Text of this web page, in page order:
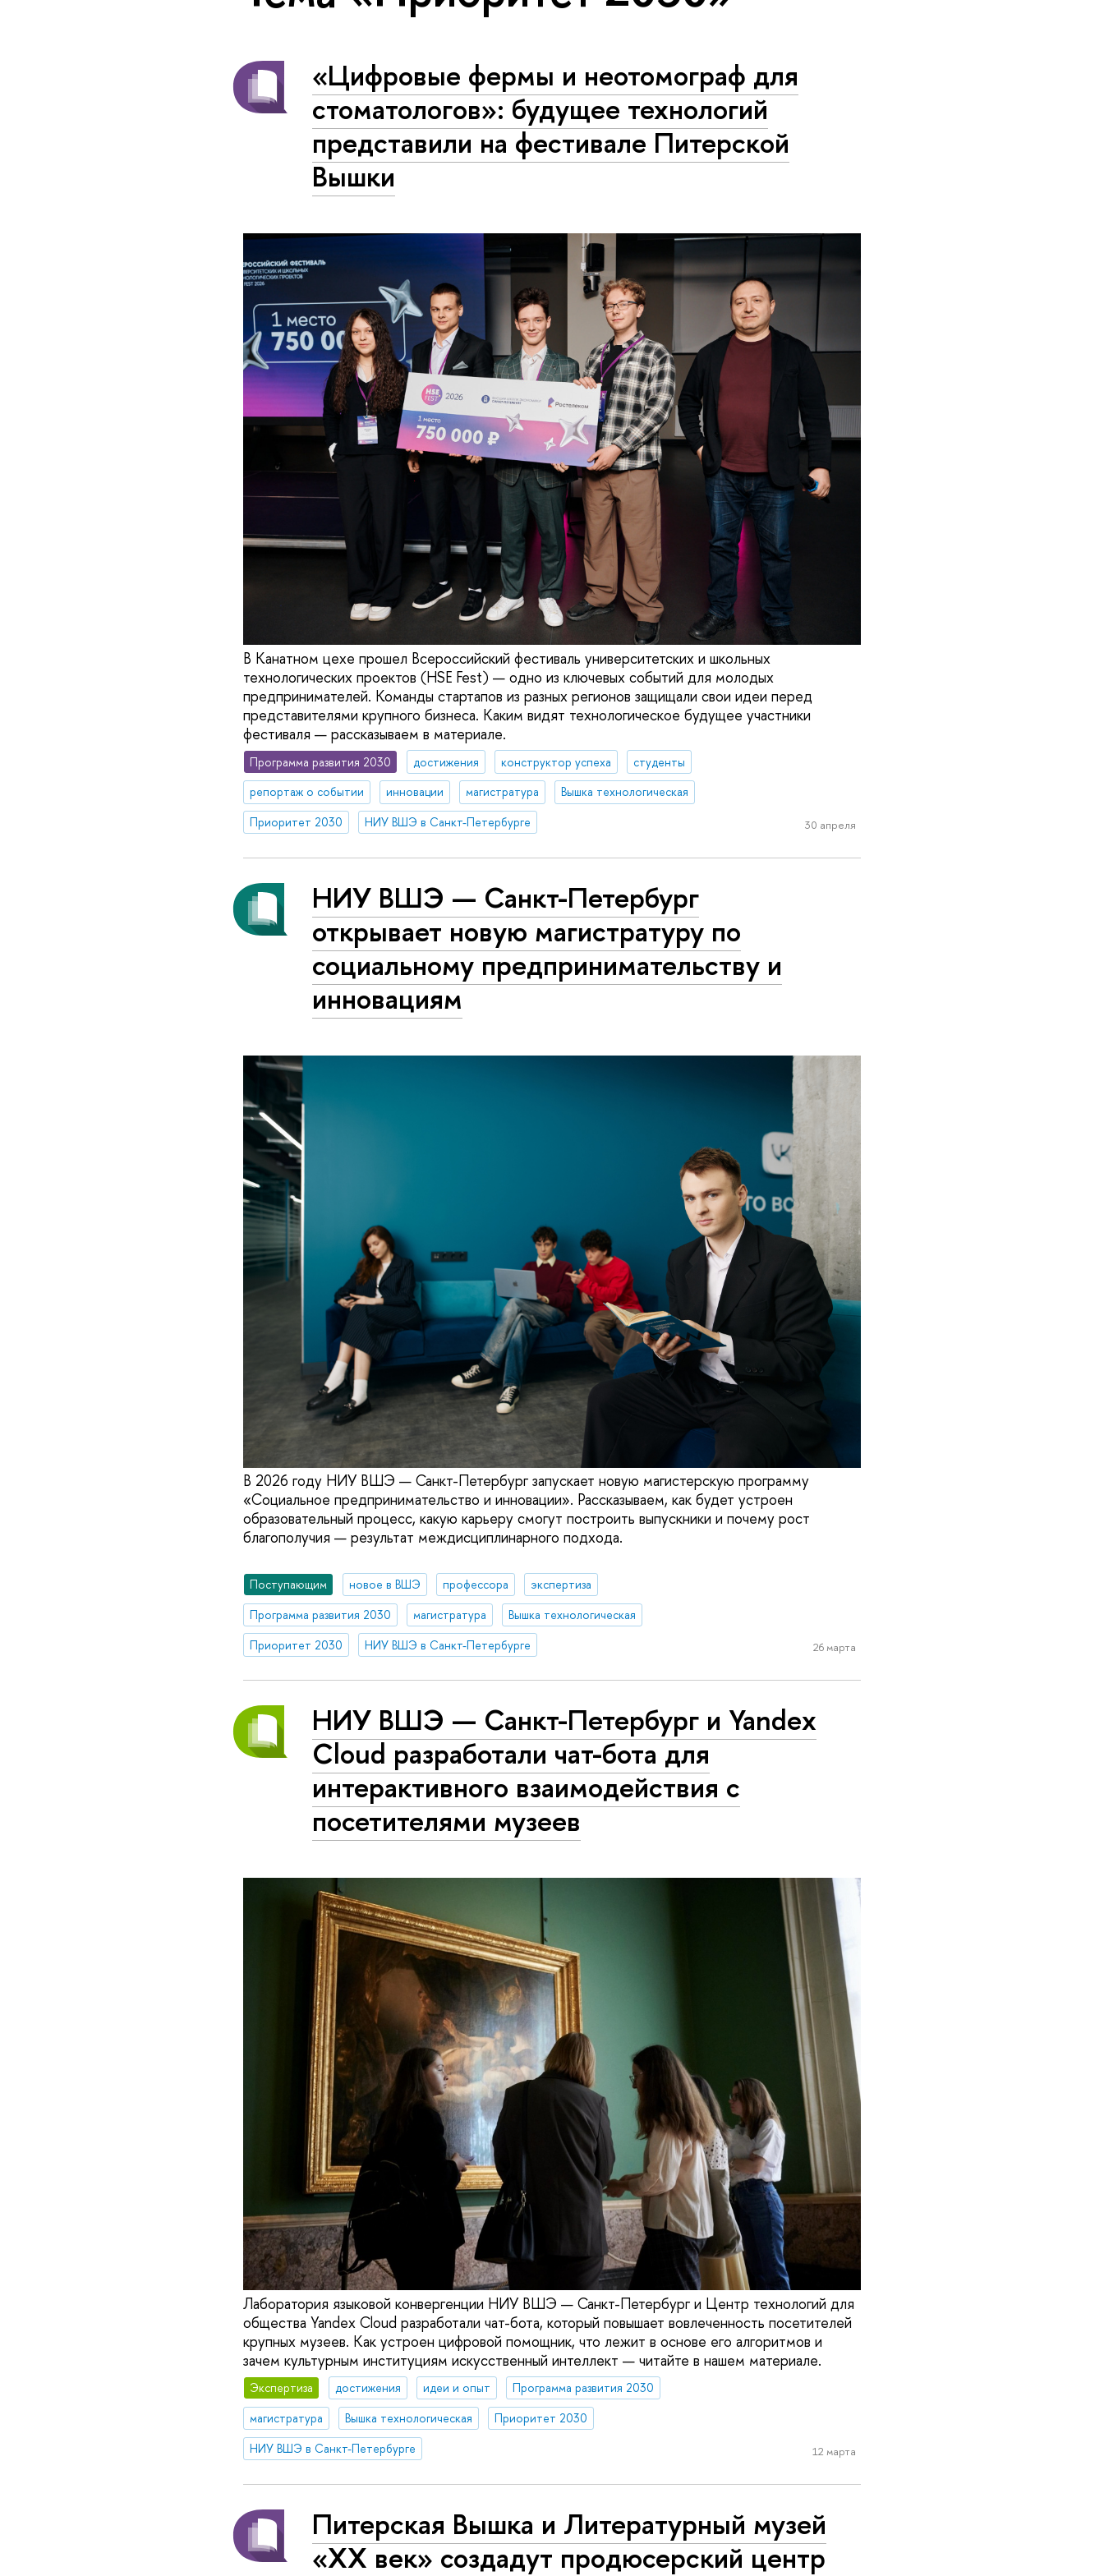
«Цифровые фермы и неотомограф для
стоматологов»: будущее технологий
представили на фестивале Питерской
Вышки
В Канатном цехе прошел Всероссийский фестиваль университетских и школьных
технологических проектов (HSE Fest) — одно из ключевых событий для молодых
предпринимателей. Команды стартапов из разных регионов защищали свои идеи перед
представителями крупного бизнеса. Каким видят технологическое будущее участники
фестиваля — рассказываем в материале.
Программа развития 2030 достижения конструктор успеха
студенты
репортаж о событии
инновации магистратура
Вышка технологическая
Приоритет 2030
НИУ ВШЭ в Санкт-Петербурге 30 апреля
НИУ ВШЭ — Санкт-Петербург
открывает новую магистратуру по
социальному предпринимательству и
инновациям
В 2026 году НИУ ВШЭ — Санкт-Петербург запускает новую магистерскую программу
«Социальное предпринимательство и инновации». Рассказываем, как будет устроен
образовательный процесс, какую карьеру смогут построить выпускники и почему рост
благополучия — результат междисциплинарного подхода.
Поступающим новое в ВШЭ профессора
экспертиза
Программа развития 2030
магистратура
Вышка технологическая
Приоритет 2030
НИУ ВШЭ в Санкт-Петербурге 26 марта
НИУ ВШЭ — Санкт-Петербург и Yandex
Cloud разработали чат-бота для
интерактивного взаимодействия с
посетителями музеев
Лаборатория языковой конвергенции НИУ ВШЭ — Санкт-Петербург и Центр технологий для
общества Yandex Cloud разработали чат-бота, который повышает вовлеченность посетителей
крупных музеев. Как устроен цифровой помощник, что лежит в основе его алгоритмов и
зачем культурным институциям искусственный интеллект — читайте в нашем материале.
Экспертиза достижения идеи и опыт
Программа развития 2030
магистратура
Вышка технологическая
Приоритет 2030
НИУ ВШЭ в Санкт-Петербурге
12 марта
Питерская Вышка и Литературный музей
«ХХ век» создадут продюсерский центр